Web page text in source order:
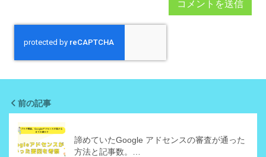
前の記事
諦めていたGoogle アドセンスの審査が通った
方法と記事数。…